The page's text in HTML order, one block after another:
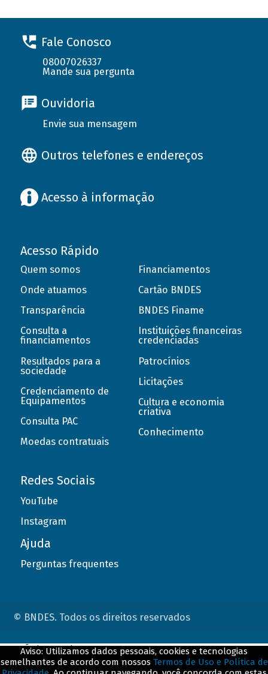
Fale Conosco
08007026337
Mande sua pergunta
Ouvidoria
Envie sua mensagem
Outros telefones e endereços
Acesso à informação
Acesso Rápido
Quem somos
Onde atuamos
Transparência
Consulta a
financiamentos
Resultados para a
sociedade
Credenciamento de
Equipamentos
Consulta PAC
Moedas contratuais
Financiamentos
Cartão BNDES
BNDES Finame
Instituições financeiras
credenciadas
Patrocínios
Licitações
Cultura e economia
criativa
Conhecimento
Redes Sociais
YouTube
Instagram
Ajuda
Perguntas frequentes
© BNDES. Todos os direitos reservados
Aviso: Utilizamos dados pessoais, cookies e tecnologias
semelhantes de acordo com nossos Termos de Uso e Política de
ConteÃºdo complementar
${title}${badge}